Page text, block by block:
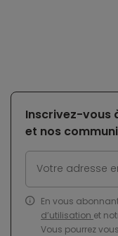
Inscrivez-vous
et nos
En vous
d’utilisation et
Vous pourrez